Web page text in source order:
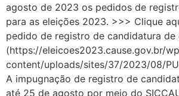
agosto de 2023 os pedidos de
para as eleições 2023. >>> Clique
pedido de registro de candidatura de
(https://eleicoes2023.cause.gov.br/
content/uploads/sites/37/2023/08/
A impugnação de registro de
até 25 de agosto por meio do